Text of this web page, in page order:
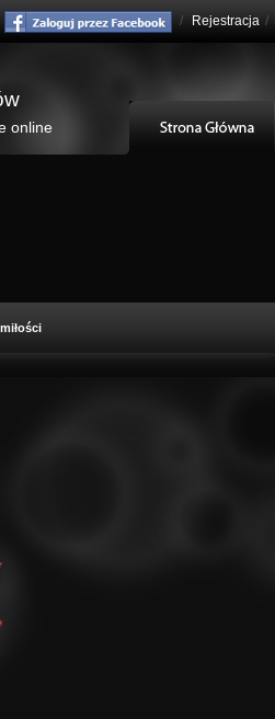
/ Rejestracja /
online